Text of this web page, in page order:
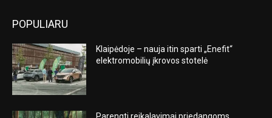
POPULIARU
Klaipėdoje – nauja itin sparti „Enefit“
elektromobilių įkrovos stotelė